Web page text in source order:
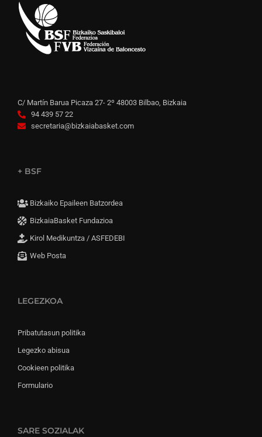
C/ Martín Barua Picaza 27- 2º 48003 Bilbao, Bizkaia
94 439 57 22
secretaria@bizkaiabasket.com
+ BSF
Bizkaiko Epaileen Batzordea
BizkaiaBasket Fundazioa
Kirol Medikuntza / ASFEDEBI
Web Posta
LEGEZKOA
Pribatutasun politika
Legezko abisua
Cookieen politika
Formulario
SARE SOZIALAK